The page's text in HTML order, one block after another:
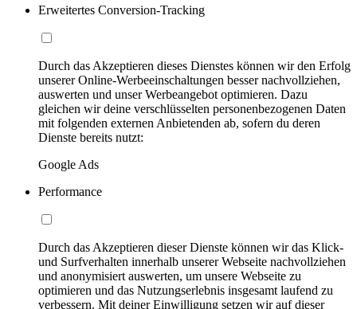
Erweitertes Conversion-Tracking
Durch das Akzeptieren dieses Dienstes können wir den Erfolg
unserer Online-Werbeeinschaltungen besser nachvollziehen,
auswerten und unser Werbeangebot optimieren. Dazu
gleichen wir deine verschlüsselten personenbezogenen Daten
mit folgenden externen Anbietenden ab, sofern du deren
Dienste bereits nutzt:
Google Ads
Performance
Durch das Akzeptieren dieser Dienste können wir das Klick-
und Surfverhalten innerhalb unserer Webseite nachvollziehen
und anonymisiert auswerten, um unsere Webseite zu
optimieren und das Nutzungserlebnis insgesamt laufend zu
verbessern. Mit deiner Einwilligung setzen wir auf dieser